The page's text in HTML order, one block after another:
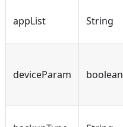
appList String
deviceParam boolean